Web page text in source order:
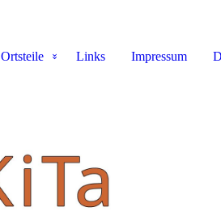
Ortsteile Links Impressum